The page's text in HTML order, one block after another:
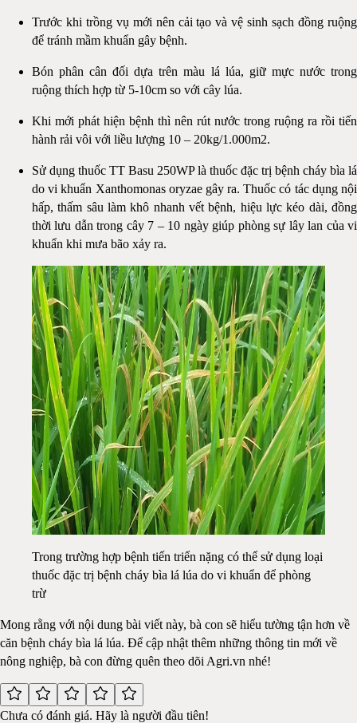
Trước khi trồng vụ mới nên cải tạo và vệ sinh sạch đồng ruộng
để tránh mầm khuẩn gây bệnh.
Bón phân cân đối dựa trên màu lá lúa, giữ mực nước trong
ruộng thích hợp từ 5-10cm so với cây lúa.
Khi mới phát hiện bệnh thì nên rút nước trong ruộng ra rồi tiến
hành rải vôi với liều lượng 10 – 20kg/1.000m2.
Sử dụng thuốc TT Basu 250WP là thuốc đặc trị bệnh cháy bìa lá
do vi khuẩn Xanthomonas oryzae gây ra. Thuốc có tác dụng nội
hấp, thấm sâu làm khô nhanh vết bệnh, hiệu lực kéo dài, đồng
thời lưu dẫn trong cây 7 – 10 ngày giúp phòng sự lây lan của vi
khuẩn khi mưa bão xảy ra.
Trong trường hợp bệnh tiến triển nặng có thể sử dụng loại
thuốc đặc trị bệnh cháy bìa lá lúa do vi khuẩn để phòng
trừ
Mong rằng với nội dung bài viết này, bà con sẽ hiểu tường tận hơn về
căn bệnh cháy bìa lá lúa. Để cập nhật thêm những thông tin mới về
nông nghiệp, bà con đừng quên theo dõi Agri.vn nhé!
Chưa có đánh giá. Hãy là người đầu tiên!